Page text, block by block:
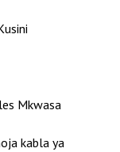
Mkwasa
kabla ya